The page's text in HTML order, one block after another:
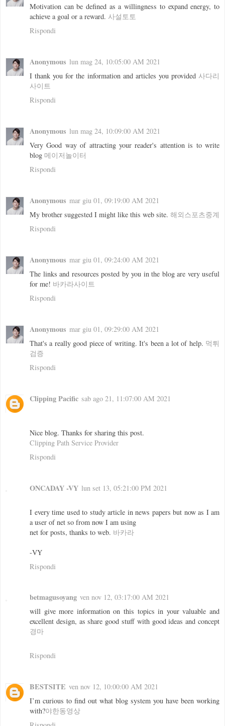
Motivation can be defined as a willingness to expand energy, to
achieve a goal or a reward. 사설토토
Rispondi
Anonymous lun mag 24, 10:05:00 AM 2021
I thank you for the information and articles you provided 사다리
사이트
Rispondi
Anonymous lun mag 24, 10:09:00 AM 2021
Very Good way of attracting your reader's attention is to write
blog 메이저놀이터
Rispondi
Anonymous mar giu 01, 09:19:00 AM 2021
My brother suggested I might like this web site. 해외스포츠중계
Rispondi
Anonymous mar giu 01, 09:24:00 AM 2021
The links and resources posted by you in the blog are very useful
for me! 바카라사이트
Rispondi
Anonymous mar giu 01, 09:29:00 AM 2021
That's a really good piece of writing. It's been a lot of help. 먹튀
검증
Rispondi
Clipping Pacific sab ago 21, 11:07:00 AM 2021
Nice blog. Thanks for sharing this post.
Clipping Path Service Provider
Rispondi
ONCADAY -VY lun set 13, 05:21:00 PM 2021
I every time used to study article in news papers but now as I am
a user of net so from now I am using
net for posts, thanks to web. 바카라
-VY
Rispondi
betmagusoyang ven nov 12, 03:17:00 AM 2021
will give more information on this topics in your valuable and
excellent design, as share good stuff with good ideas and concept
경마
Rispondi
BESTSITE ven nov 12, 10:00:00 AM 2021
I’m curious to find out what blog system you have been working
with?야한동영상